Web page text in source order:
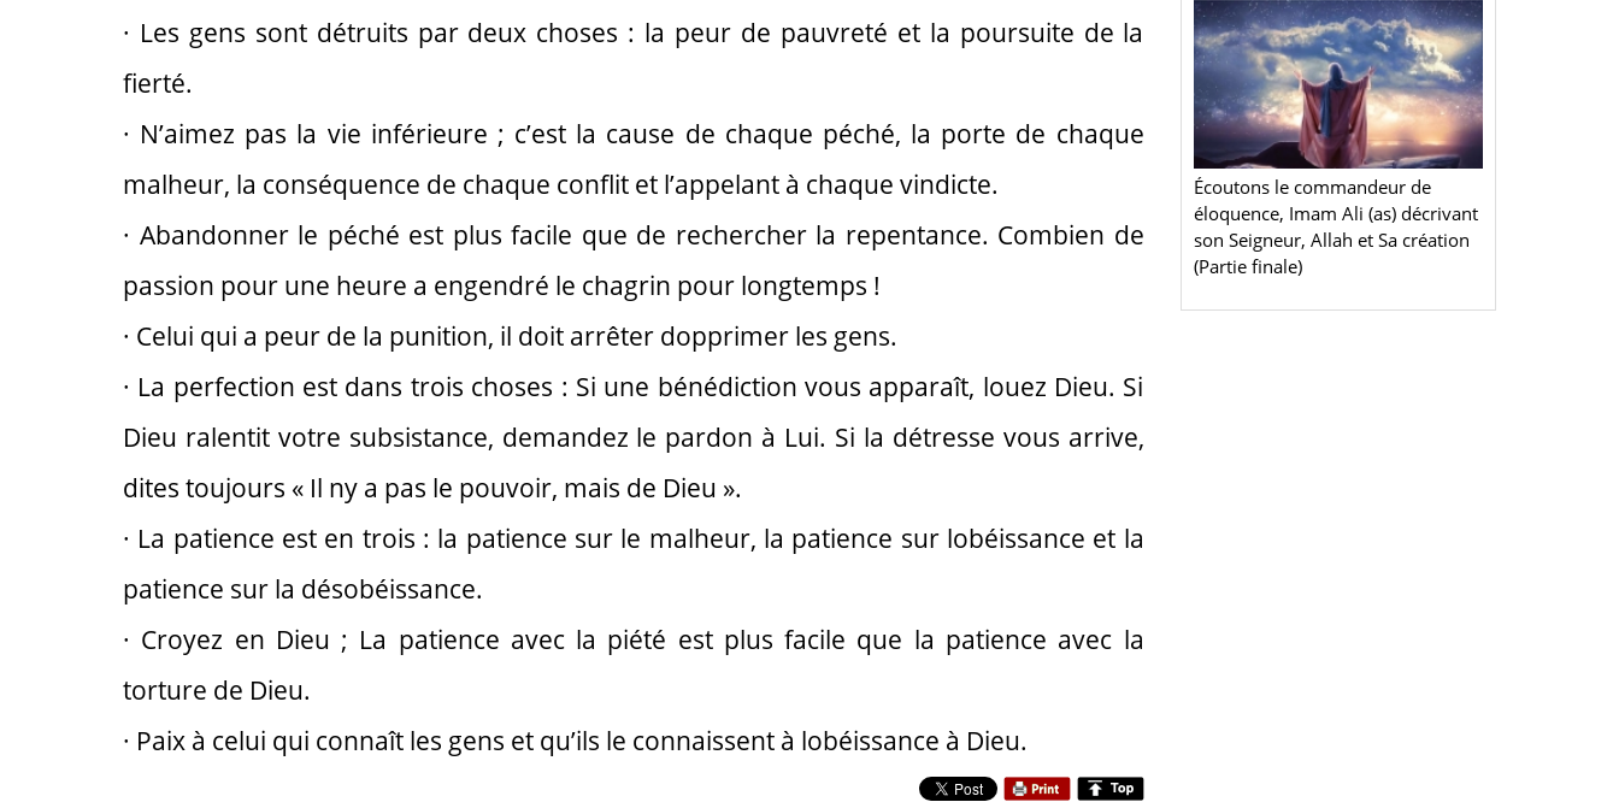
· Les gens sont détruits par deux choses : la peur de pauvreté et la poursuite de la
fierté.
· N’aimez pas la vie inférieure ; c’est la cause de chaque péché, la porte de chaque
malheur, la conséquence de chaque conflit et l’appelant à chaque vindicte.
· Abandonner le péché est plus facile que de rechercher la repentance. Combien de
passion pour une heure a engendré le chagrin pour longtemps !
· Celui qui a peur de la punition, il doit arrêter dopprimer les gens.
· La perfection est dans trois choses : Si une bénédiction vous apparaît, louez Dieu. Si
Dieu ralentit votre subsistance, demandez le pardon à Lui. Si la détresse vous arrive,
dites toujours « Il ny a pas le pouvoir, mais de Dieu ».
· La patience est en trois : la patience sur le malheur, la patience sur lobéissance et la
patience sur la désobéissance.
· Croyez en Dieu ; La patience avec la piété est plus facile que la patience avec la
torture de Dieu.
· Paix à celui qui connaît les gens et qu’ils le connaissent à lobéissance à Dieu.
Écoutons le commandeur de
éloquence, Imam Ali (as) décrivant
son Seigneur, Allah et Sa création
(Partie finale)